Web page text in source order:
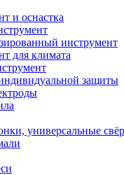
и оснастка
инструмент
для климата
защиты
универсальные